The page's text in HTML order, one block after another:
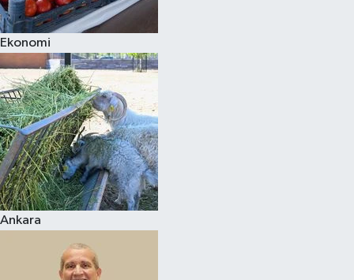
Ekonomi
Ankara
Siyaset
Teknoloji
Televizyon
Yaşam-Çevre